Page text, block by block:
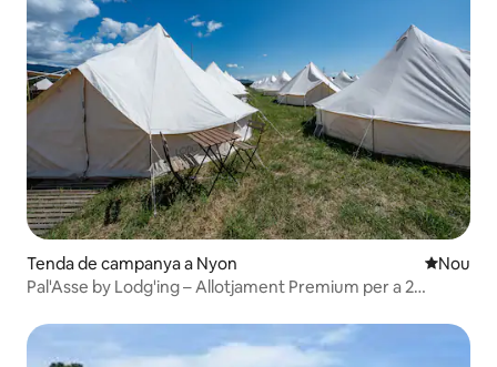
Tenda de campanya a Nyon
Nou
Pal'Asse by Lodg'ing – Allotjament Premium per a 2